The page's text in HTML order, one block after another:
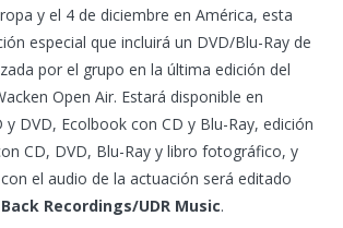
y el 4 de diciembre en América, esta
especial que incluirá un DVD/Blu-Ray de
por el grupo en la última edición del
Open Air. Estará disponible en
y DVD, Ecolbook con CD y Blu-Ray, edición
CD, DVD, Blu-Ray y libro fotográfico, y
el audio de la actuación será editado
Recordings/UDR Music.